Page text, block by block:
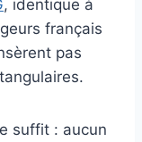
, identique à
français
pas
suffit : aucun